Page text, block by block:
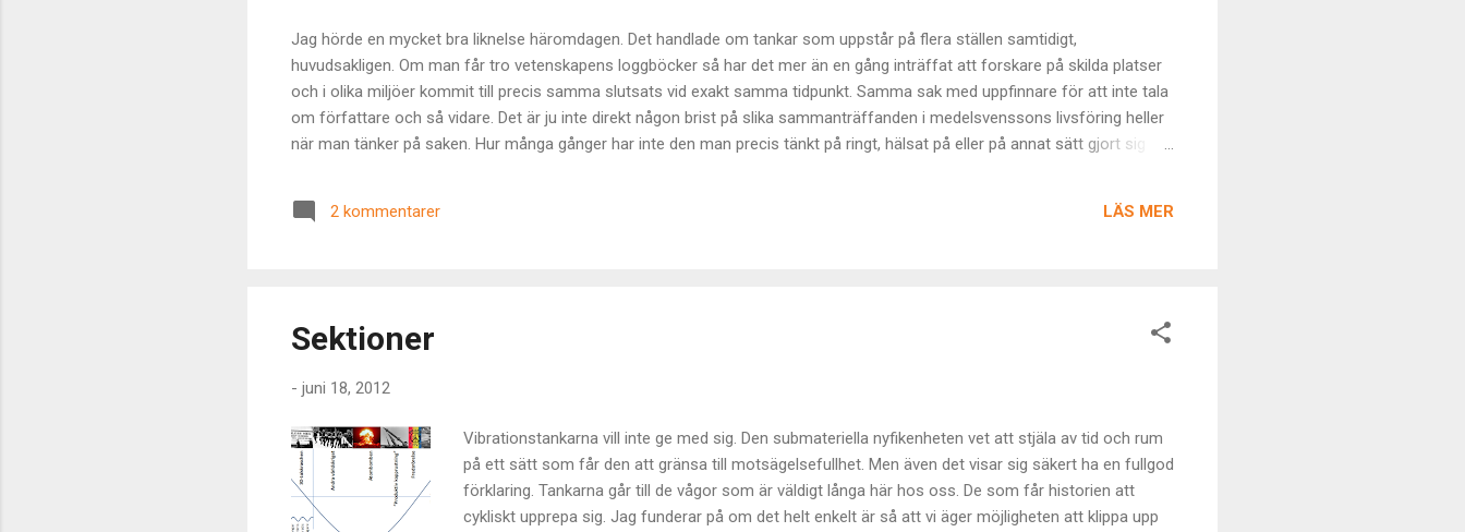
Jag hörde en mycket bra liknelse häromdagen. Det handlade om tankar som uppstår på flera ställen samtidigt,
huvudsakligen. Om man får tro vetenskapens loggböcker så har det mer än en gång inträffat att forskare på skilda platser
och i olika miljöer kommit till precis samma slutsats vid exakt samma tidpunkt. Samma sak med uppfinnare för att inte tala
om författare och så vidare. Det är ju inte direkt någon brist på slika sammanträffanden i medelsvenssons livsföring heller
när man tänker på saken. Hur många gånger har inte den man precis tänkt på ringt, hälsat på eller på annat sätt gjort sig
om våra tankar här kan utlösa en snabb kedjereaktion som får det vi tänkt på att i någon mån hända eller återspeglas i vår
verklighetet. Den som läst mina kludderier här en tid vet säkert att jag är helt övertygad om att en sådan länk inte bara finns
2 kommentarer LÄS MER
Sektioner
- juni 18, 2012
Vibrationstankarna vill inte ge med sig. Den submateriella nyfikenheten vet att stjäla av tid och rum
på ett sätt som får den att gränsa till motsägelsefullhet. Men även det visar sig säkert ha en fullgod
förklaring. Tankarna går till de vågor som är väldigt långa här hos oss. De som får historien att
cykliskt upprepa sig. Jag funderar på om det helt enkelt är så att vi äger möjligheten att klippa upp